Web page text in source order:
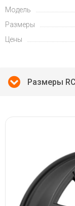
Модель
Размеры
Цены
Размеры